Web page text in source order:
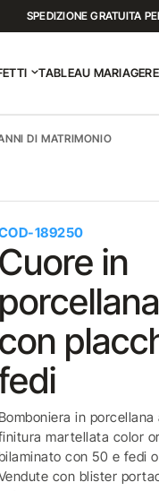
SPEDIZIONE GRATUITA
TABLEAU MARIAGE
DI MATRIMONIO
189250
Cuore in
con
Bomboniera in
martellata color
con 50 e fedi
con blister